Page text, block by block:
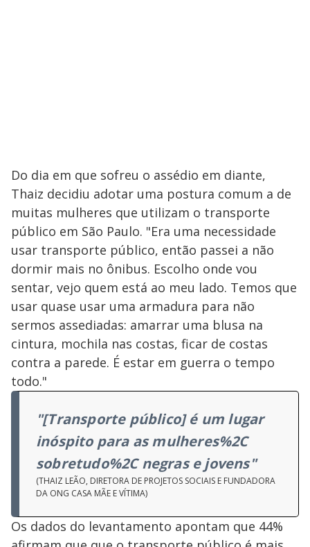
Do dia em que sofreu o assédio em diante,
Thaiz decidiu adotar uma postura comum a de
muitas mulheres que utilizam o transporte
público em São Paulo. "Era uma necessidade
usar transporte público, então passei a não
dormir mais no ônibus. Escolho onde vou
sentar, vejo quem está ao meu lado. Temos que
usar quase usar uma armadura para não
sermos assediadas: amarrar uma blusa na
cintura, mochila nas costas, ficar de costas
contra a parede. É estar em guerra o tempo
todo."
"[Transporte público] é um lugar
inóspito para as mulheres%2C
sobretudo%2C negras e jovens"
(THAIZ LEÃO, DIRETORA DE PROJETOS SOCIAIS E FUNDADORA
DA ONG CASA MÃE E VÍTIMA)
Os dados do levantamento apontam que 44%